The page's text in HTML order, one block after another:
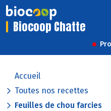
Biocoop Chatte
Accueil
Toutes nos recettes
Feuilles de chou farcies